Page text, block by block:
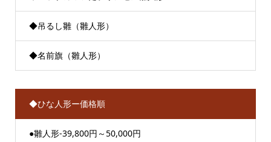
◆吊るし雛（雛人形）
◆名前旗（雛人形）
◆ひな人形ー価格順
●雛人形-39,800円～50,000円